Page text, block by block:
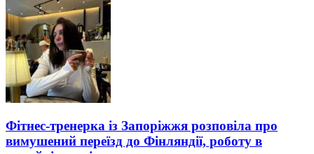
Фітнес-тренерка із Запоріжжя розповіла про
вимушений переїзд до Фінляндії, роботу в